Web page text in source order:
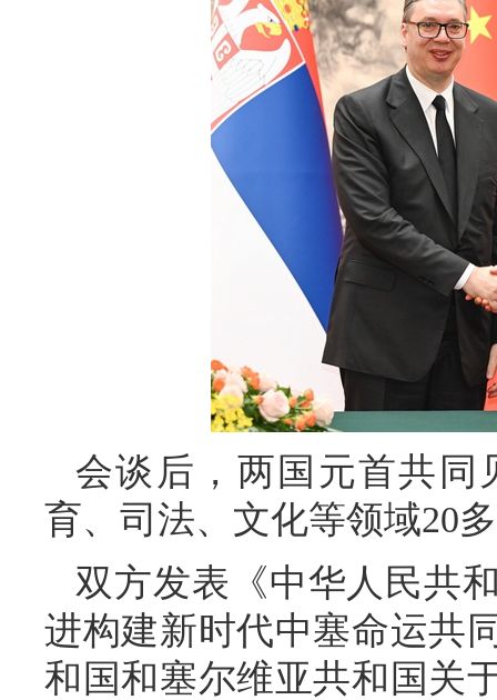
会谈后，两国元首共同
育、司法、文化等领域20
双方发表《中华人民共
进构建新时代中塞命运共
和国和塞尔维亚共和国关